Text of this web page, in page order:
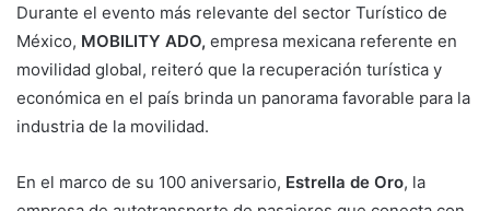
Durante el evento más relevante del sector Turístico de
México, MOBILITY ADO, empresa mexicana referente en
movilidad global, reiteró que la recuperación turística y
económica en el país brinda un panorama favorable para la
industria de la movilidad.
En el marco de su 100 aniversario, Estrella de Oro, la